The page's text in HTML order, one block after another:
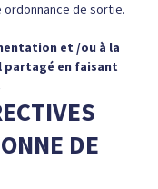
de sortie.
et /ou à la
partagé en faisant
DE